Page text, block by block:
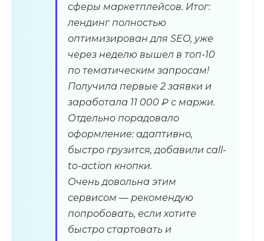
сферы маркетплейсов. Итог:
лендинг полностью
оптимизирован для SEO, уже
через неделю вышел в топ-10
по тематическим запросам!
Получила первые 2 заявки и
заработала 11 000 ₽ с маржи.
Отдельно порадовало
оформление: адаптивно,
быстро грузится, добавили call-
to-action кнопки.
Очень довольна этим
сервисом — рекомендую
попробовать, если хотите
быстро стартовать и